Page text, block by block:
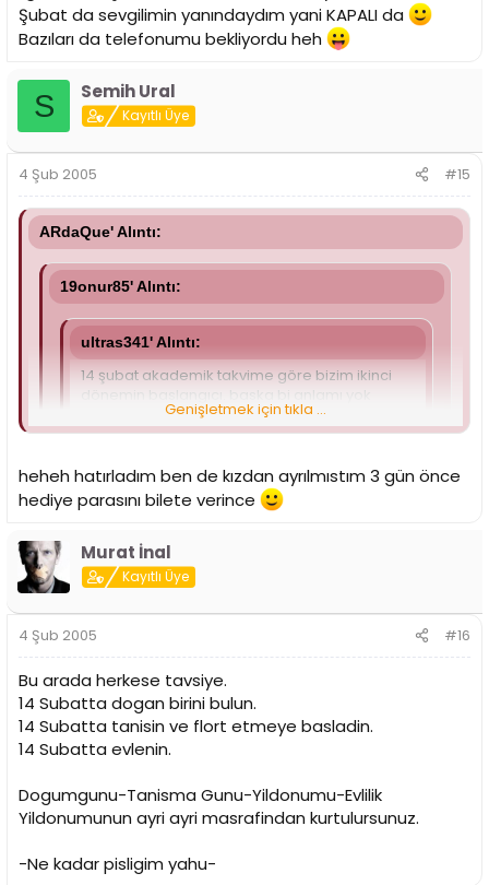
Şubat da sevgilimin yanındaydım yani KAPALI da
Bazıları da telefonumu bekliyordu heh
S Semih Ural
Kayıtlı Üye
4 Şub 2005 #15
ARdaQue' Alıntı:
19onur85' Alıntı:
ultras341' Alıntı:
14 şubat akademik takvime göre bizim ikinci
dönemin baslangıcı. baska bi anlamı yok
Genişletmek için tıkla ...
Aynı.
Lan şu güne bir sevgili denk getiremedik. Bir dahakini
14 Şubat'a ayarlayacam...
Ahh be yaşamayan bilemez tabi :roll:
Mümkünse 15 Şubat dan sonra sevgili bul Onur eheh
birkac sene önce Galatasaray-Deportivo sampiyonlar ligi
Bazıları da telefonumu bekliyordu heh
Genişletmek için tıkla ...
heheh hatırladım ben de kızdan ayrılmıstım 3 gün önce
hediye parasını bilete verince
Murat İnal
Kayıtlı Üye
4 Şub 2005 #16
Bu arada herkese tavsiye.
14 Subatta dogan birini bulun.
14 Subatta tanisin ve flort etmeye basladin.
14 Subatta evlenin.
Dogumgunu-Tanisma Gunu-Yildonumu-Evlilik
Yildonumunun ayri ayri masrafindan kurtulursunuz.
-Ne kadar pisligim yahu-